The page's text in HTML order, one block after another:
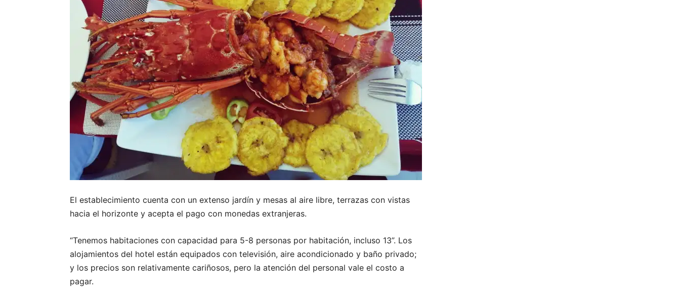
El establecimiento cuenta con un extenso jardín y mesas al aire libre, terrazas con vistas
hacia el horizonte y acepta el pago con monedas extranjeras.
“Tenemos habitaciones con capacidad para 5-8 personas por habitación, incluso 13”. Los
alojamientos del hotel están equipados con televisión, aire acondicionado y baño privado;
y los precios son relativamente cariñosos, pero la atención del personal vale el costo a
pagar.